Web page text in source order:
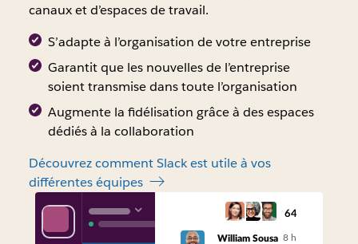
canaux et d’espaces de travail.
S’adapte à l’organisation de votre entreprise
Garantit que les nouvelles de l’entreprise
soient transmise dans toute l’organisation
Augmente la fidélisation grâce à des espaces
dédiés à la collaboration
Découvrez comment Slack est utile à vos
différentes équipes
64
William Sousa 8 h